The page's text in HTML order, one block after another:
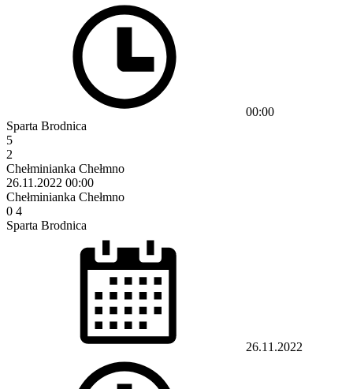
00:00
Sparta Brodnica
5
2
Chełminianka Chełmno
26.11.2022 00:00
Chełminianka Chełmno
0 4
Sparta Brodnica
26.11.2022